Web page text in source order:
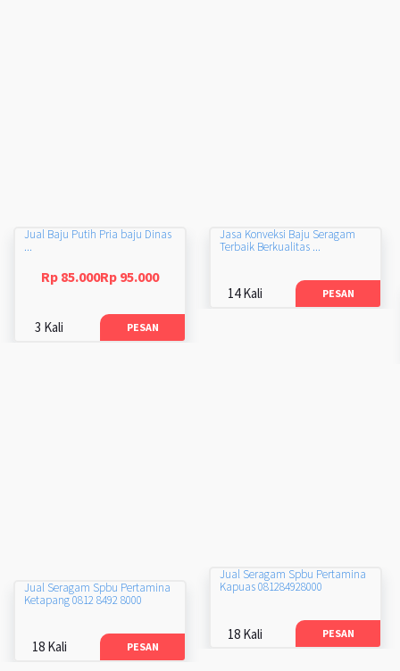
Jual Baju Putih Pria baju Dinas
...
Rp 85.000Rp 95.000
3 Kali PESAN
Jasa Konveksi Baju Seragam
Terbaik Berkualitas ...
14 Kali PESAN
Jual Seragam Spbu Pertamina
Kapuas 081284928000
18 Kali PESAN
Jual Seragam Spbu Pertamina
Ketapang 0812 8492 8000
18 Kali PESAN